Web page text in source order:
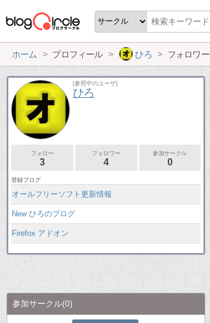
ホーム プロフィール ひろ フォロワー
[参照中のユーザ]
ひろ
フォロー
3
フォロワー
4
参加サークル
0
登録ブログ
オールフリーソフト更新情報
New ひろのブログ
Firefox アドオン
参加サークル(0)